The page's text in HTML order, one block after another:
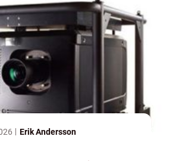
Erik Andersson